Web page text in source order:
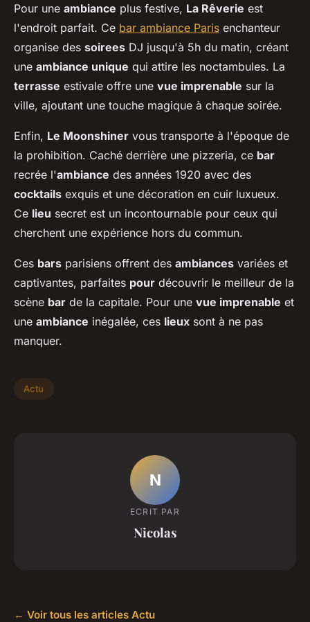
Pour une ambiance plus festive, La Rêverie est
l'endroit parfait. Ce bar ambiance Paris enchanteur
organise des soirees DJ jusqu'à 5h du matin, créant
une ambiance unique qui attire les noctambules. La
terrasse estivale offre une vue imprenable sur la
ville, ajoutant une touche magique à chaque soirée.
Enfin, Le Moonshiner vous transporte à l'époque de
la prohibition. Caché derrière une pizzeria, ce bar
recrée l'ambiance des années 1920 avec des
cocktails exquis et une décoration en cuir luxueux.
Ce lieu secret est un incontournable pour ceux qui
cherchent une expérience hors du commun.
Ces bars parisiens offrent des ambiances variées et
captivantes, parfaites pour découvrir le meilleur de la
scène bar de la capitale. Pour une vue imprenable et
une ambiance inégalée, ces lieux sont à ne pas
manquer.
Actu
N
ECRIT PAR
Nicolas
← Voir tous les articles Actu